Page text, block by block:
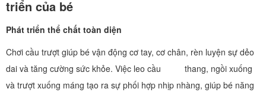
triển của bé
Phát triển thể chất toàn diện
Chơi cầu trượt giúp bé vận động cơ tay, cơ chân, rèn luyện sự dẻo
dai và tăng cường sức khỏe. Việc leo cầu thang, ngồi xuống
và trượt xuống máng tạo ra sự phối hợp nhịp nhàng, giúp bé năng